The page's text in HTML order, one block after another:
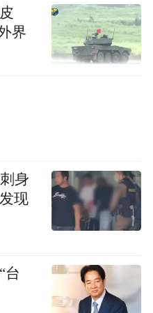
界
身
现
台